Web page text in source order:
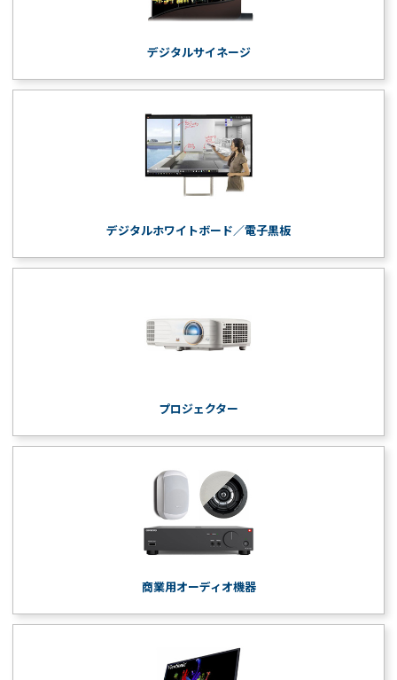
デジタルサイネージ
デジタルホワイトボード／電子黒板
プロジェクター
商業用オーディオ機器